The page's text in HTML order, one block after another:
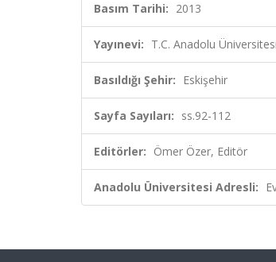
Basım Tarihi: 2013
Yayınevi: T.C. Anadolu
Basıldığı Şehir: Eskişehir
Sayfa Sayıları: ss.92-112
Editörler: Ömer Özer, Editör
Anadolu Üniversitesi Adresli: